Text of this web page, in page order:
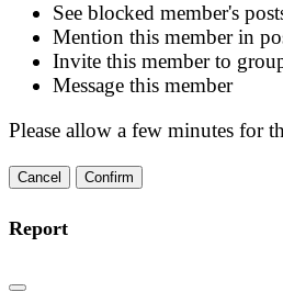
See blocked member's
Mention this member in
Invite this member to
Message this member
Please allow a few minutes for
Confirm
Report